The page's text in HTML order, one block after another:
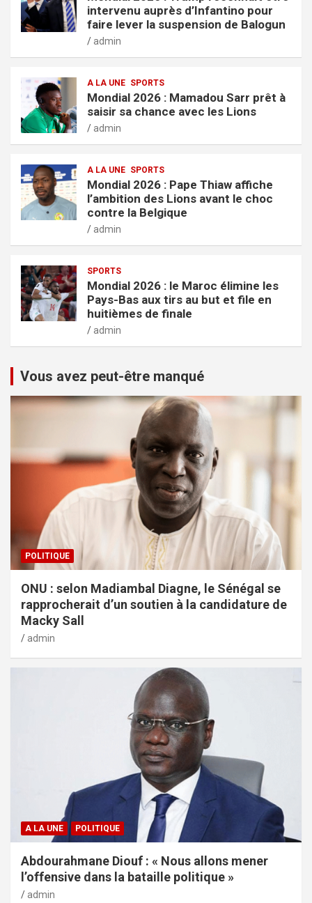
intervenu auprès d’Infantino pour
faire lever la suspension de Balogun
admin
A LA UNE SPORTS
Mondial 2026 : Mamadou Sarr prêt à
saisir sa chance avec les Lions
admin
A LA UNE SPORTS
Mondial 2026 : Pape Thiaw affiche
l’ambition des Lions avant le choc
contre la Belgique
admin
SPORTS
Mondial 2026 : le Maroc élimine les
Pays-Bas aux tirs au but et file en
huitièmes de finale
admin
Vous avez peut-être manqué
POLITIQUE
ONU : selon Madiambal Diagne, le Sénégal se
rapprocherait d’un soutien à la candidature de
Macky Sall
admin
A LA UNE POLITIQUE
Abdourahmane Diouf : « Nous allons mener
l’offensive dans la bataille politique »
admin